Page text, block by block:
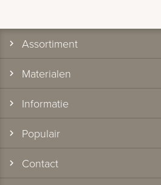
Assortiment
Materialen
Informatie
Populair
Contact